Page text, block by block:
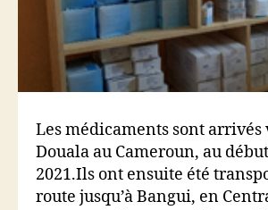
Les médicaments sont arrivés
Douala au Cameroun, au
2021.Ils ont ensuite été
route jusqu’à Bangui, en